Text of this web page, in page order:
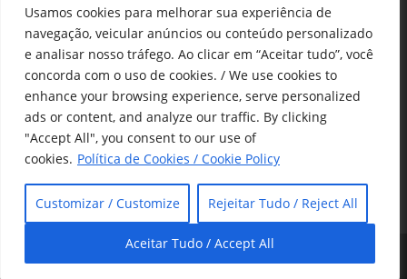
Usamos cookies para melhorar sua experiência de
navegação, veicular anúncios ou conteúdo personalizado
e analisar nosso tráfego. Ao clicar em “Aceitar tudo”, você
concorda com o uso de cookies. / We use cookies to
enhance your browsing experience, serve personalized
ads or content, and analyze our traffic. By clicking
"Accept All", you consent to our use of
cookies. Política de Cookies / Cookie Policy
Customizar / Customize Rejeitar Tudo / Reject All
Aceitar Tudo / Accept All
Copyright © Alô Tatuapé 2013 / 2026
Desenvolvido por ALOSP MKT DIGITAL
Alô São Paulo